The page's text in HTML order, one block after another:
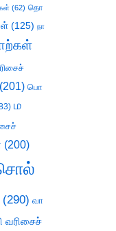
(62) தொ
(125) நா
(201) பொ
ம
(200)
(290) வா
வரிசைச்